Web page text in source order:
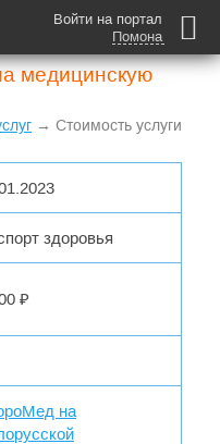
Войти на портал
Помона
медицинскую
→ Стоимость услуги
здоровья
₽
на